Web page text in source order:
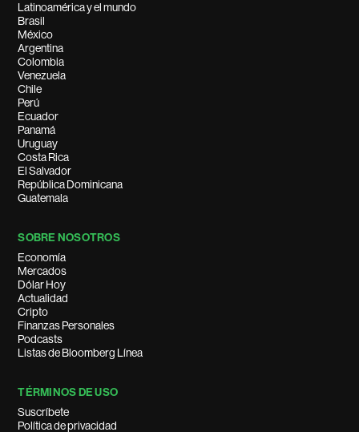
Latinoamérica y el mundo
Brasil
México
Argentina
Colombia
Venezuela
Chile
Perú
Ecuador
Panamá
Uruguay
Costa Rica
El Salvador
República Dominicana
Guatemala
SOBRE NOSOTROS
Economía
Mercados
Dólar Hoy
Actualidad
Cripto
Finanzas Personales
Podcasts
Listas de Bloomberg Línea
TÉRMINOS DE USO
Suscríbete
Política de privacidad